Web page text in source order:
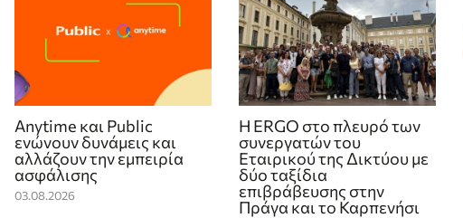
Anytime και Public
ενώνουν δυνάμεις και
αλλάζουν την εμπειρία
ασφάλισης
03.08.2026
Η ERGO στο πλευρό των
συνεργατών του
Εταιρικού της Δικτύου με
δύο ταξίδια
επιβράβευσης στην
Πράγα και το Καρπενήσι